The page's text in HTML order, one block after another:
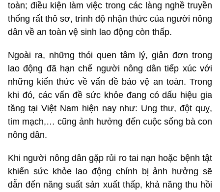
toàn; điều kiện làm việc trong các làng nghề truyền
thống rất thô sơ, trình độ nhận thức của người nông
dân về an toàn vệ sinh lao động còn thấp.
Ngoài ra, những thói quen tâm lý, giản đơn trong
lao động đã hạn chế người nông dân tiếp xúc với
những kiến thức về vấn đề bảo vệ an toàn. Trong
khi đó, các vấn đề sức khỏe đang có dấu hiệu gia
tăng tại Việt Nam hiện nay như: Ung thư, đột quỵ,
tim mạch,… cũng ảnh hưởng đến cuộc sống bà con
nông dân.
Khi người nông dân gặp rủi ro tai nạn hoặc bệnh tật
khiến sức khỏe lao động chính bị ảnh hưởng sẽ
dẫn đến năng suất sản xuất thấp, khả năng thu hồi